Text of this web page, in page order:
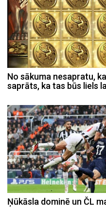
No sākuma nesapratu,
saprāts, ka tas būs liels
Ņūkāsla dominē un ČL